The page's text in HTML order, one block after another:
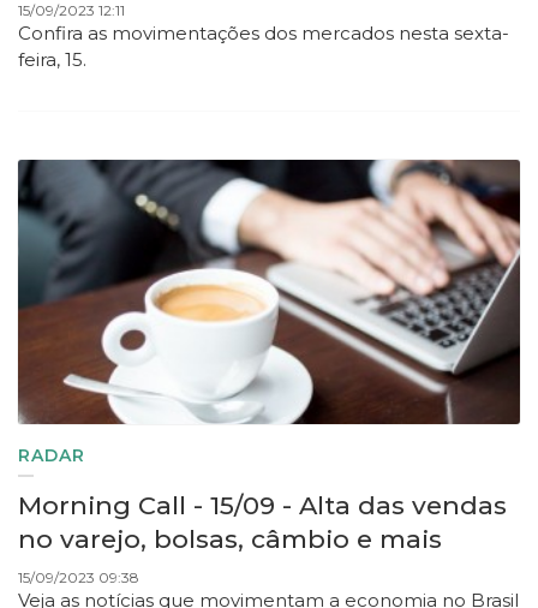
15/09/2023 12:11
Confira as movimentações dos mercados nesta sexta-
feira, 15.
RADAR
Morning Call - 15/09 - Alta das vendas
no varejo, bolsas, câmbio e mais
15/09/2023 09:38
Veja as notícias que movimentam a economia no Brasil